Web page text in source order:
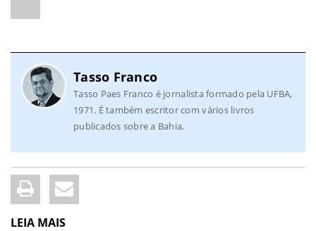
Tasso Franco
Tasso Paes Franco é jornalista formado pela UFBA,
1971. É também escritor com vários livros
publicados sobre a Bahia.
LEIA MAIS